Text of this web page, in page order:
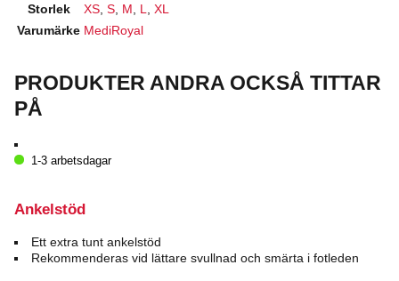
Storlek
XS S M L
XL
Varumärke MediRoyal
PRODUKTER ANDRA OCKSÅ TITTAR
PÅ
1-3 arbetsdagar
Ankelstöd
Ett extra tunt ankelstöd
Rekommenderas vid lättare svullnad och smärta i fotleden